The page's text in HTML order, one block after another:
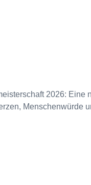
2026: Eine
Menschenwürde